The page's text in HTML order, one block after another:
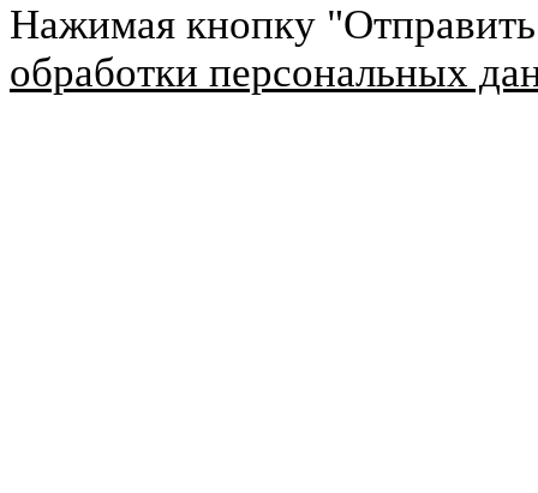
Нажимая кнопку
обработки персональных